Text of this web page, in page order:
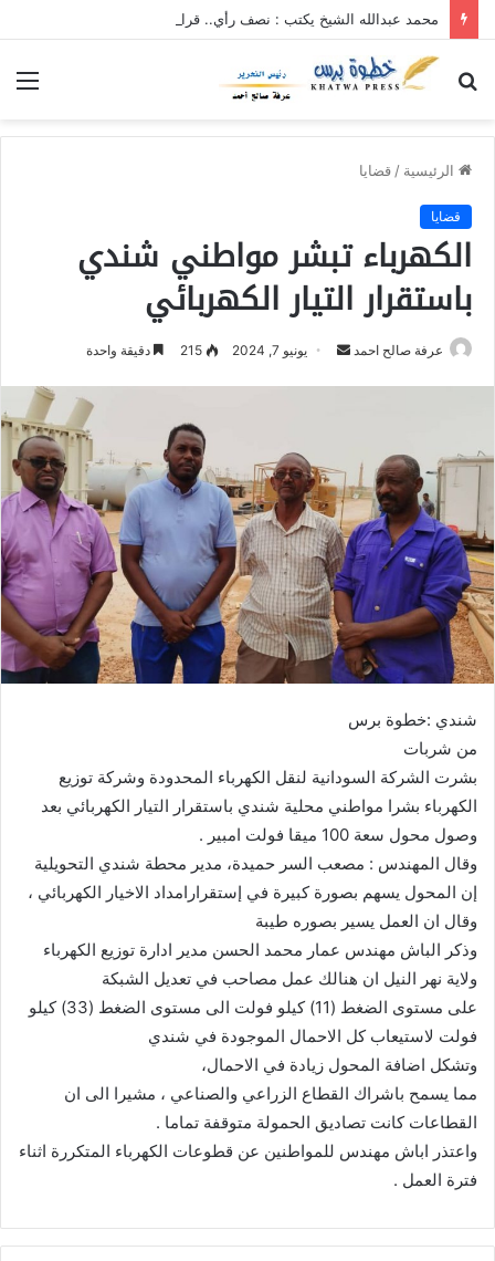
الرئيسية / قضايا
قضايا
الكهرباء تبشر مواطني شندي
باستقرار التيار الكهربائي
عرفة صالح احمد
ر
ي
د
ا
إ
ل
ك
ت
ي
يونيو 7, 2024 215 دقيقة واحدة
شندي :خطوة برس
من شربات
بشرت الشركة السودانية لنقل الكهرباء المحدودة وشركة توزيع
الكهرباء بشرا مواطني محلية شندي باستقرار التيار الكهربائي بعد
وصول محول سعة 100 ميقا فولت امبير .
وقال المهندس : مصعب السر حميدة، مدير محطة شندي التحويلية
إن المحول يسهم بصورة كبيرة في إستقرارامداد الاخيار الكهربائي ،
وقال ان العمل يسير بصوره طيبة
وذكر الباش مهندس عمار محمد الحسن مدير ادارة توزيع الكهرباء
ولاية نهر النيل ان هنالك عمل مصاحب في تعديل الشبكة
على مستوى الضغط (11) كيلو فولت الى مستوى الضغط (33) كيلو
فولت لاستيعاب كل الاحمال الموجودة في شندي
وتشكل اضافة المحول زيادة في الاحمال،
مما يسمح باشراك القطاع الزراعي والصناعي ، مشيرا الى ان
القطاعات كانت تصاديق الحمولة متوقفة تماما .
واعتذر اباش مهندس للمواطنين عن قطوعات الكهرباء المتكررة اثناء
فترة العمل .